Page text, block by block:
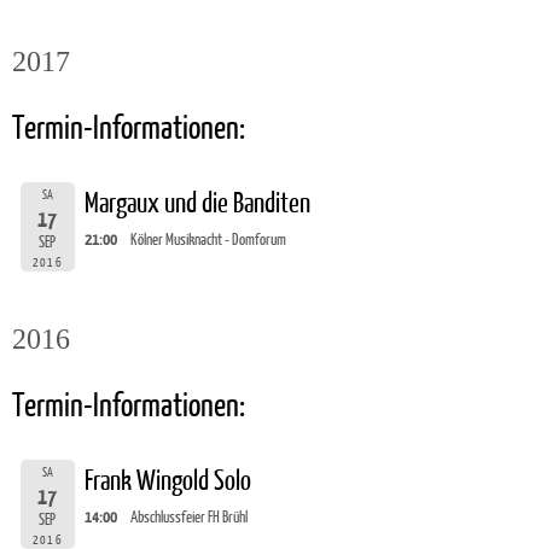
2017
Termin-Informationen:
SA
17
SEP
2016
Margaux und die Banditen
21:00 Kölner Musiknacht - Domforum
2016
Termin-Informationen:
SA
17
SEP
2016
Frank Wingold Solo
14:00 Abschlussfeier FH Brühl